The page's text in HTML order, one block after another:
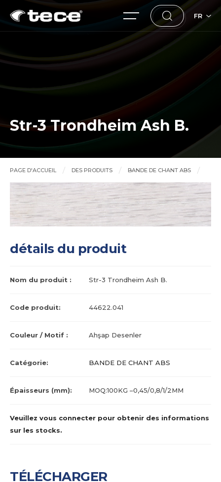
FR
Str-3 Trondheim Ash B.
PAGE D'ACCUEIL DES PRODUITS BANDE DE CHANT ABS
Str-3 Trondheim Ash B.
détails du produit
Nom du produit : Str-3 Trondheim Ash B.
Code produit: 44622.041
Couleur / Motif : Ahşap Desenler
Catégorie: BANDE DE CHANT ABS
Épaisseurs (mm): MOQ:100KG –0,45/0,8/1/2MM
Veuillez vous connecter pour obtenir des informations
sur les stocks.
TÉLÉCHARGER